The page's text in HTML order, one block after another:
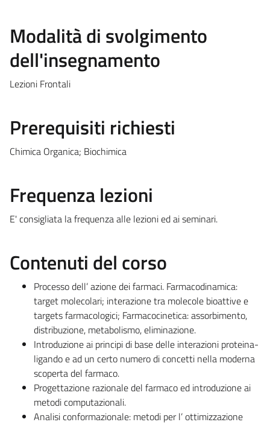
Modalità di svolgimento
dell'insegnamento
Lezioni Frontali
Prerequisiti richiesti
Chimica Organica; Biochimica
Frequenza lezioni
E' consigliata la frequenza alle lezioni ed ai seminari.
Contenuti del corso
Processo dell’ azione dei farmaci. Farmacodinamica:
target molecolari; interazione tra molecole bioattive e
targets farmacologici; Farmacocinetica: assorbimento,
distribuzione, metabolismo, eliminazione.
Introduzione ai principi di base delle interazioni proteina-
ligando e ad un certo numero di concetti nella moderna
scoperta del farmaco.
Progettazione razionale del farmaco ed introduzione ai
metodi computazionali.
Analisi conformazionale: metodi per l’ ottimizzazione